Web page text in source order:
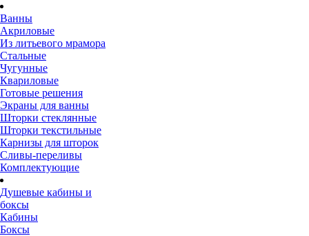
Ванны
Акриловые
Из литьевого мрамора
Стальные
Чугунные
Квариловые
Готовые решения
Экраны для ванны
Шторки стеклянные
Шторки текстильные
Карнизы для шторок
Сливы-переливы
Комплектующие
Душевые кабины и
боксы
Кабины
Боксы